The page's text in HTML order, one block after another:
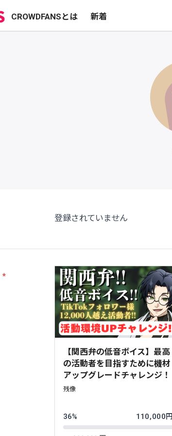
CROWDFANSとは 新着
登録されていません
【関西弁の低音ボイス】最高
の活動者を目指すために機材
アップグレードチャレンジ！
残像
36% 110,000円